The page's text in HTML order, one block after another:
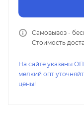
Самовывоз -
Стоимость
На сайте указаны
мелкий опт
цены!